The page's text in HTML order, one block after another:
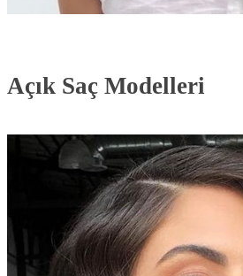
Açık Saç Modelleri